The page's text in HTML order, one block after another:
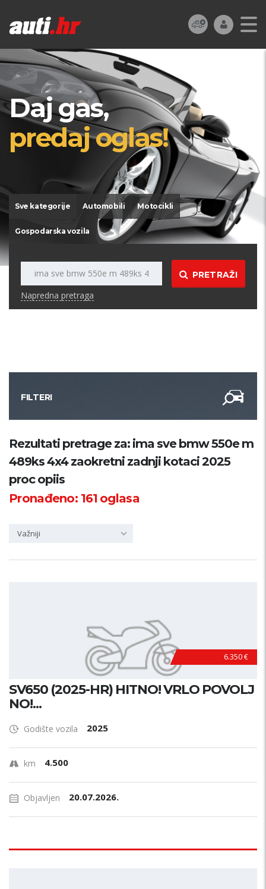
Daj gas,
predaj oglas!
Sve kategorije Automobili Motocikli
Gospodarska vozila
PRETRAŽI
Napredna pretraga
FILTERI
Kategorija
Županija
Samo sa slikom
Rezultati pretrage za: ima sve bmw 550e m
489ks 4x4 zaokretni zadnji kotaci 2025
proc opiis
Pronađeno: 161oglasa
Važniji
6.350 €
SV650 (2025-HR) HITNO! VRLO POVOLJ
NO!...
Godište vozila 2025
km 4.500
Objavljen 20.07.2026.